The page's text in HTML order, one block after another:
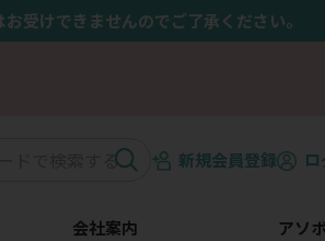
受けできませんのでご了承ください。
新規会員登録
会社案内 アソ